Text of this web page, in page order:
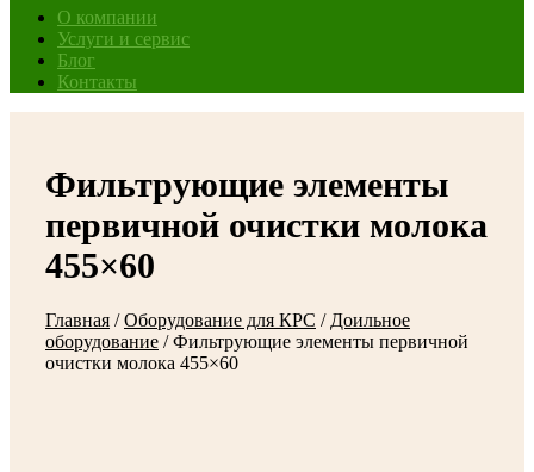
О компании
Услуги и сервис
Блог
Контакты
Фильтрующие элементы
первичной очистки молока
455×60
Главная /Оборудование для КРС / Доильное
оборудование /Фильтрующие элементы первичной
очистки молока 455×60